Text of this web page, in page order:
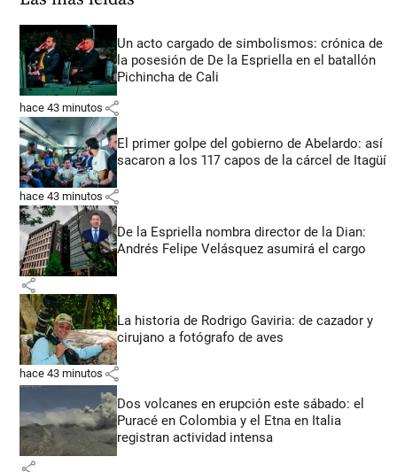
Un acto cargado de simbolismos: crónica de
la posesión de De la Espriella en el batallón
Pichincha de Cali
hace 43 minutos share
El primer golpe del gobierno de Abelardo: así
sacaron a los 117 capos de la cárcel de Itagüí
hace 43 minutos share
De la Espriella nombra director de la Dian:
Andrés Felipe Velásquez asumirá el cargo
share
La historia de Rodrigo Gaviria: de cazador y
cirujano a fotógrafo de aves
hace 43 minutos share
Dos volcanes en erupción este sábado: el
Puracé en Colombia y el Etna en Italia
registran actividad intensa